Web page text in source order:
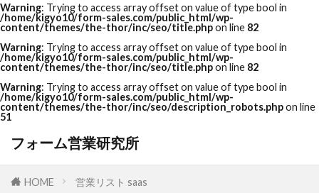
Warning: Trying to access array offset on value of type bool in
/home/kigyo10/form-sales.com/public_html/wp-
content/themes/the-thor/inc/seo/title.phpon line 82
Warning: Trying to access array offset on value of type bool in
/home/kigyo10/form-sales.com/public_html/wp-
content/themes/the-thor/inc/seo/title.phpon line 82
Warning: Trying to access array offset on value of type bool in
/home/kigyo10/form-sales.com/public_html/wp-
content/themes/the-thor/inc/seo/description_robots.phpon line
51
フォーム営業研究所
HOME 営業リスト saas